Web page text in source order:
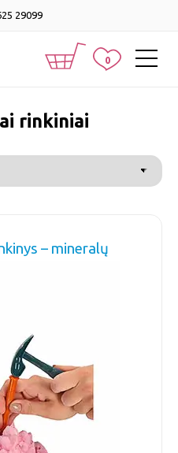
29099
0
rinkiniai
– mineralų